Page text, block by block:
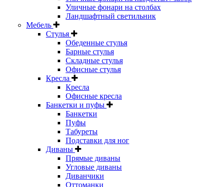
Уличные фонари на столбах
Ландшафтный светильник
Мебель
Стулья
Обеденные стулья
Барные стулья
Складные стулья
Офисные стулья
Кресла
Кресла
Офисные кресла
Банкетки и пуфы
Банкетки
Пуфы
Табуреты
Подставки для ног
Диваны
Прямые диваны
Угловые диваны
Диванчики
Оттоманки